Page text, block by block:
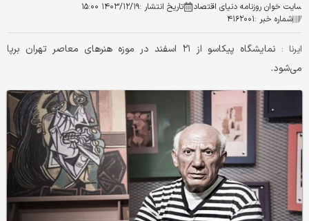
سایت خوان روزنامه دنیای اقتصاد تاریخ انتشار :۱۴۰۳/۱۲/۱۹ ۱۵:۰۰
شماره خبر :۴۱۶۲۰۰۱
ایرنا :
نمایشگاه پیکاسو از ۲۱ اسفند در موزه هنرهای معاصر تهران برپا
می‌شود.